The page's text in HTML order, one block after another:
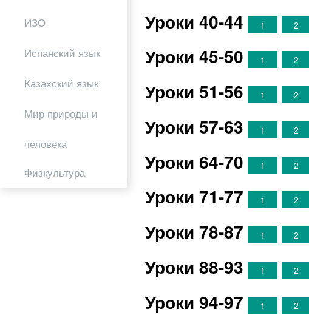
ИЗО
Испанский язык
Казахский язык
Мир природы и
человека
Физкультура
Уроки 40-44 1 2
Уроки 45-50 1 2
Уроки 51-56 1 2
Уроки 57-63 1 2
Уроки 64-70 1 2
Уроки 71-77 1 2
Уроки 78-87 1 2
Уроки 88-93 1 2
Уроки 94-97 1 2